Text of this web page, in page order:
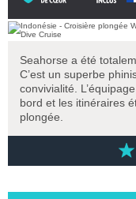
Seahorse a été
C’est un superbe
convivialité.
bord et les itinéraires
plongée.